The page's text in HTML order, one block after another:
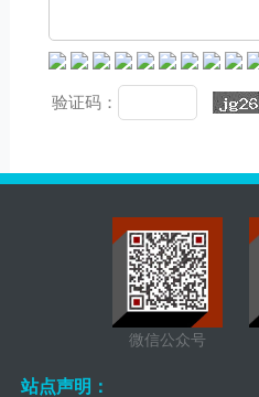
验证码：
微信公众号
站点声明：